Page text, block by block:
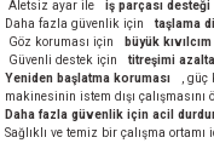
Aletsiz ayar ile iş parçası desteği
Daha fazla güvenlik için taşlama
Göz koruması için
büyük
Güvenli destek için titreşimi
Yeniden başlatma koruması
, güç
makinesinin istem dışı çalışmasını
Daha fazla güvenlik için acil
Sağlıklı ve temiz bir çalışma ortamı